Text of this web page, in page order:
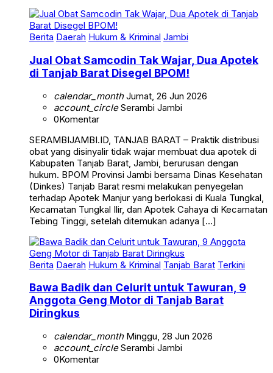
Berita Daerah Hukum & Kriminal Jambi
Jual Obat Samcodin Tak Wajar, Dua Apotek
di Tanjab Barat Disegel BPOM!
calendar_monthJumat, 26 Jun 2026
account_circleSerambi Jambi
0Komentar
SERAMBIJAMBI.ID, TANJAB BARAT – Praktik distribusi
obat yang disinyalir tidak wajar membuat dua apotek di
Kabupaten Tanjab Barat, Jambi, berurusan dengan
hukum. BPOM Provinsi Jambi bersama Dinas Kesehatan
(Dinkes) Tanjab Barat resmi melakukan penyegelan
terhadap Apotek Manjur yang berlokasi di Kuala Tungkal,
Kecamatan Tungkal Ilir, dan Apotek Cahaya di Kecamatan
Tebing Tinggi, setelah ditemukan adanya […]
Berita Daerah Hukum & Kriminal Tanjab Barat Terkini
Bawa Badik dan Celurit untuk Tawuran, 9
Anggota Geng Motor di Tanjab Barat
Diringkus
calendar_monthMinggu, 28 Jun 2026
account_circleSerambi Jambi
0Komentar